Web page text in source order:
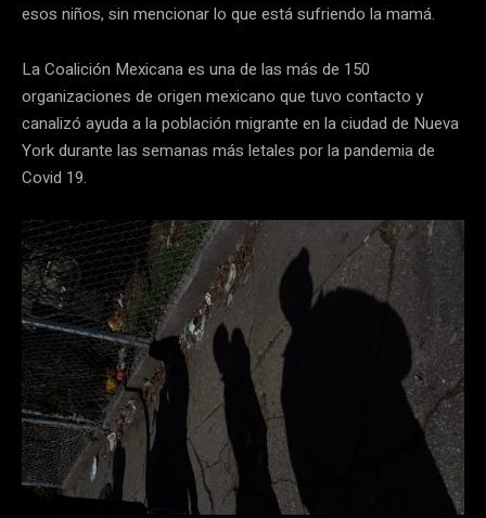
esos niños, sin mencionar lo que está sufriendo la mamá.
La Coalición Mexicana es una de las más de 150
organizaciones de origen mexicano que tuvo contacto y
canalizó ayuda a la población migrante en la ciudad de Nueva
York durante las semanas más letales por la pandemia de
Covid 19.